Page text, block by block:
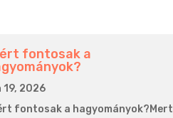
fontosak a
19, 2026
fontosak a hagyományok?Mert